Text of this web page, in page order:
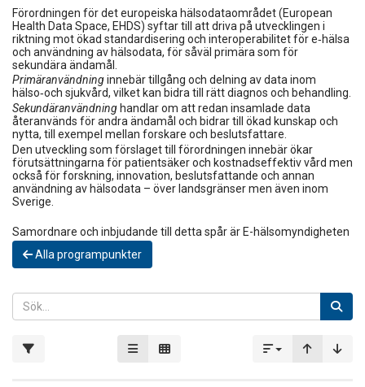
Förordningen för det europeiska hälsodataområdet (European
Health Data Space, EHDS) syftar till att driva på utvecklingen i
riktning mot ökad standardisering och interoperabilitet för e‑hälsa
och användning av hälsodata, för såväl primära som för
sekundära ändamål.
Primäranvändninginnebär tillgång och delning av data inom
hälso‑och sjukvård, vilket kan bidra till rätt diagnos och behandling.
Sekundäranvändning handlar om att redan insamlade data
återanvänds för andra ändamål och bidrar till ökad kunskap och
nytta, till exempel mellan forskare och beslutsfattare.
Den utveckling som förslaget till förordningen innebär ökar
förutsättningarna för patientsäker och kostnadseffektiv vård men
också för forskning, innovation, beslutsfattande och annan
användning av hälsodata – över landsgränser men även inom
Sverige.
Samordnare och inbjudande till detta spår är E-hälsomyndigheten
Alla programpunkter